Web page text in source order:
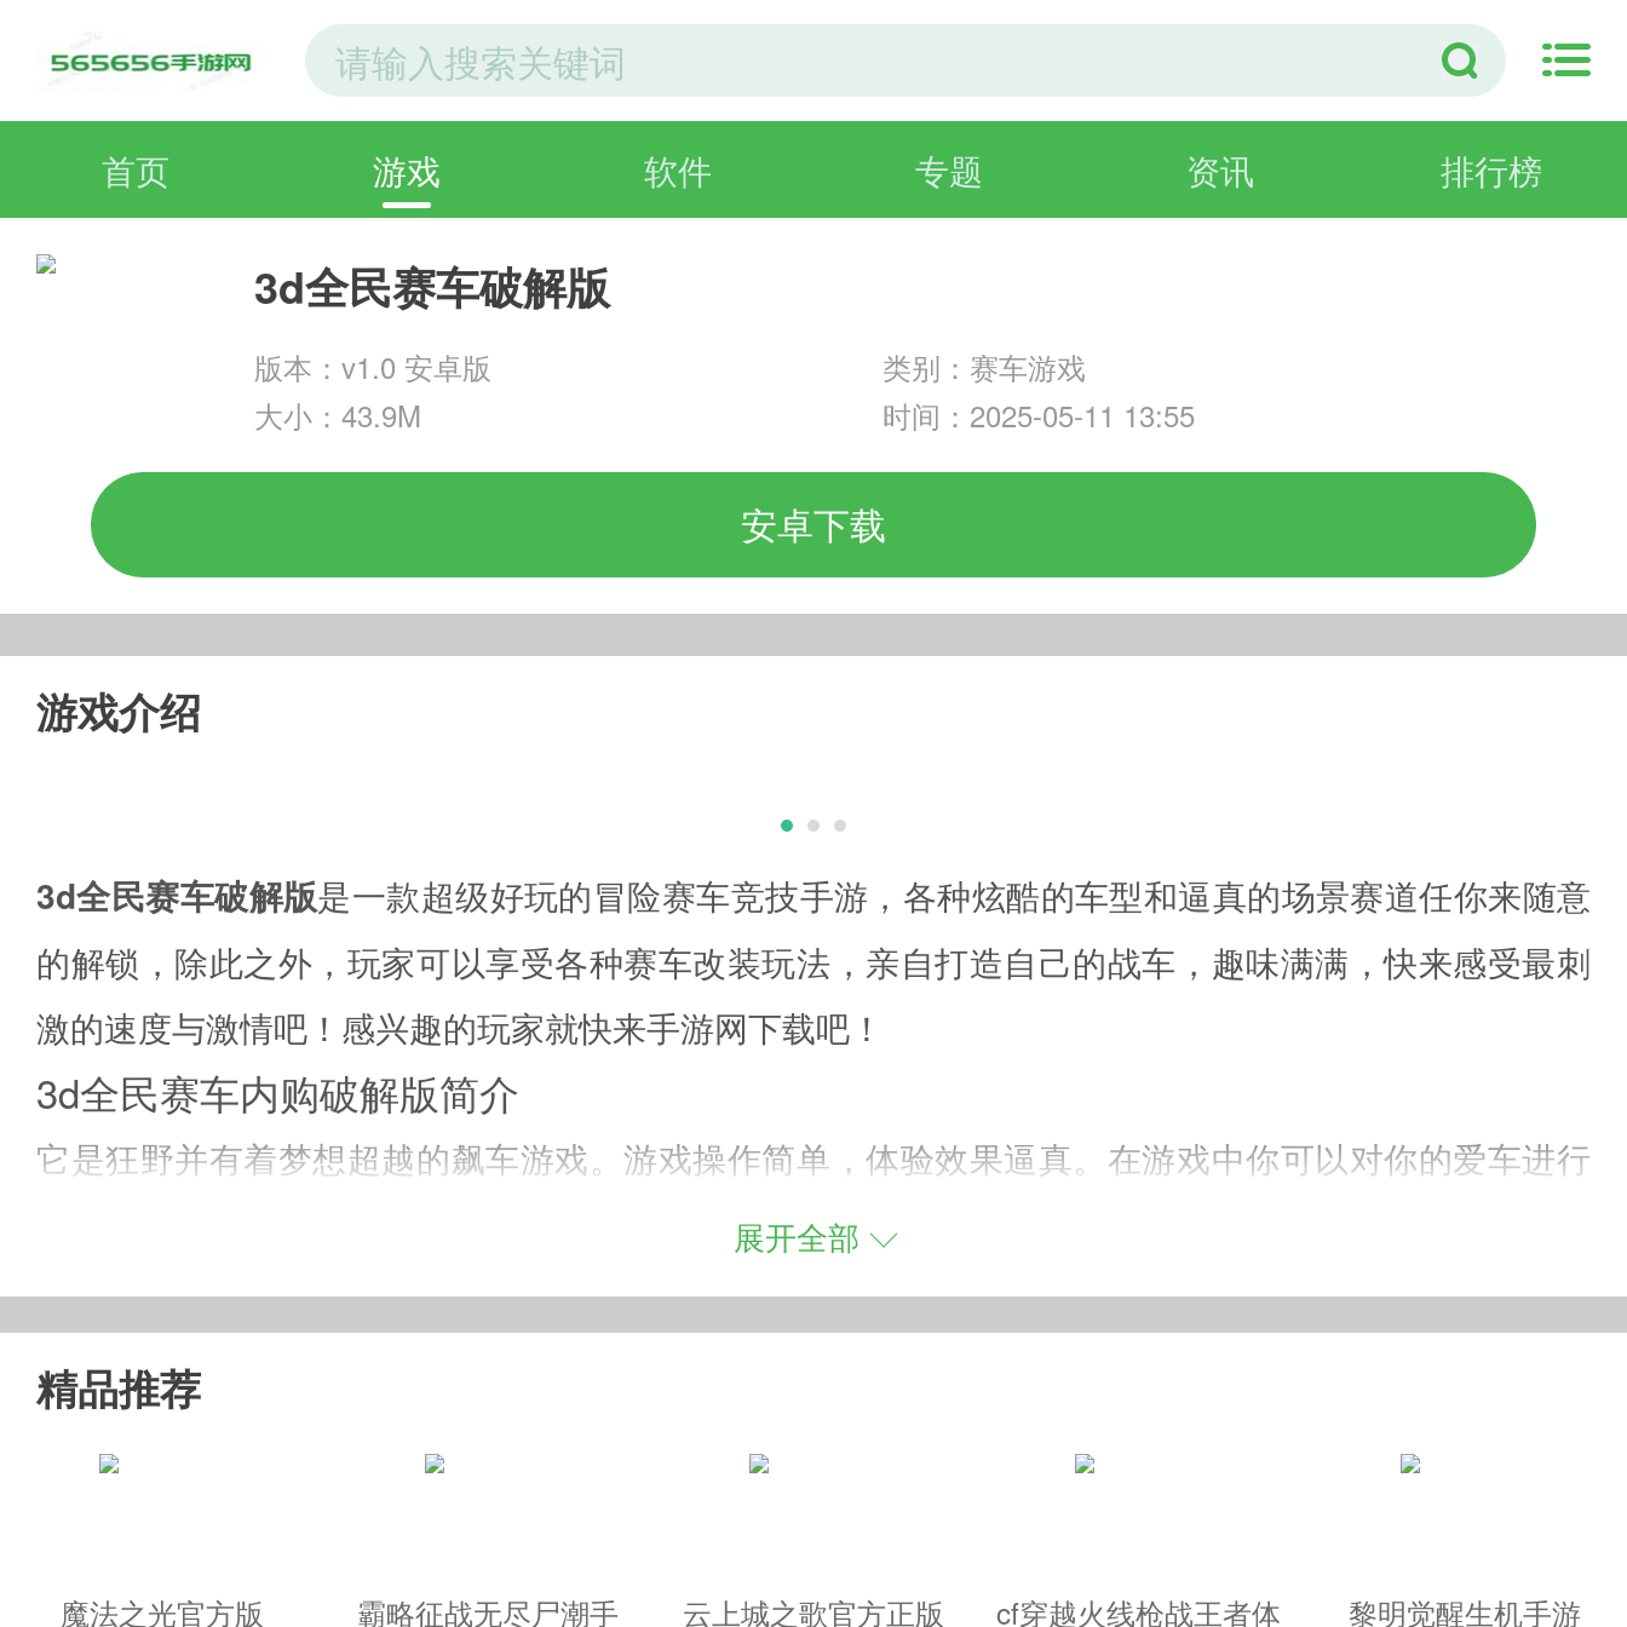
首页 游戏 软件 专题 资讯 排行榜
3d全民赛车破解版
版本：v1.0 安卓版
类别：赛车游戏
大小：43.9M
时间：2025-05-11 13:55
安卓下载
游戏介绍
3d全民赛车破解版是一款超级好玩的冒险赛车竞技手游，各种炫酷的车型和逼真的场景赛道任你来随意
的解锁，除此之外，玩家可以享受各种赛车改装玩法，亲自打造自己的战车，趣味满满，快来感受最刺
激的速度与激情吧！感兴趣的玩家就快来手游网下载吧！
3d全民赛车内购破解版简介
它是狂野并有着梦想超越的飙车游戏。游戏操作简单，体验效果逼真。在游戏中你可以对你的爱车进行
自由改装，并可以通过“加速”“飞弹”“防护盾”等工具打击超越对手。
3d全民赛车游戏特色
1、游戏操作简单，体验效果逼真;
展开全部
精品推荐
魔法之光官方版
霸略征战无尽尸潮手
云上城之歌官方正版
cf穿越火线枪战王者体
黎明觉醒生机手游